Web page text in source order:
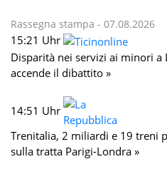
Rassegna stampa - 07.08.2026
15:21 Uhr
Disparità nei servizi ai minori
accende il dibattito »
14:51 Uhr
Trenitalia, 2 miliardi e 19 treni
sulla tratta Parigi-Londra »